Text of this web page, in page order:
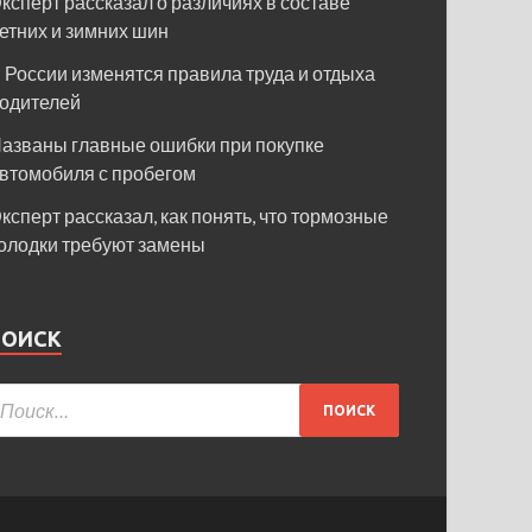
и зимних шин
России изменятся правила труда и отдыха
главные ошибки при покупке
с пробегом
рассказал, как понять, что тормозные
требуют замены